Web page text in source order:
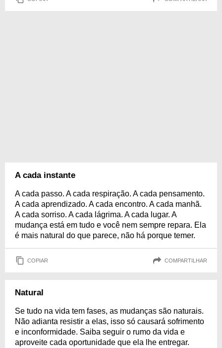
A cada instante
A cada passo. A cada respiração. A cada pensamento.
A cada aprendizado. A cada encontro. A cada manhã.
A cada sorriso. A cada lágrima. A cada lugar. A
mudança está em tudo e você nem sempre repara. Ela
é mais natural do que parece, não há porque temer.
COPIAR COMPARTILHAR
Natural
Se tudo na vida tem fases, as mudanças são naturais.
Não adianta resistir a elas, isso só causará sofrimento
e inconformidade. Saiba seguir o rumo da vida e
aproveite cada oportunidade que ela lhe entregar.